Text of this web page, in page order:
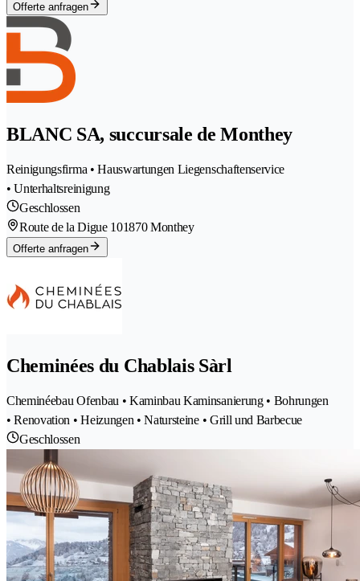
Offerte anfragen
BLANC SA, succursale de Monthey
Reinigungsfirma • Hauswartungen Liegenschaftenservice
• Unterhaltsreinigung
Geschlossen
Route de la Digue 101870 Monthey
Offerte anfragen
Cheminées du Chablais Sàrl
Cheminéebau Ofenbau • Kaminbau Kaminsanierung • Bohrungen
• Renovation • Heizungen • Natursteine • Grill und Barbecue
Geschlossen